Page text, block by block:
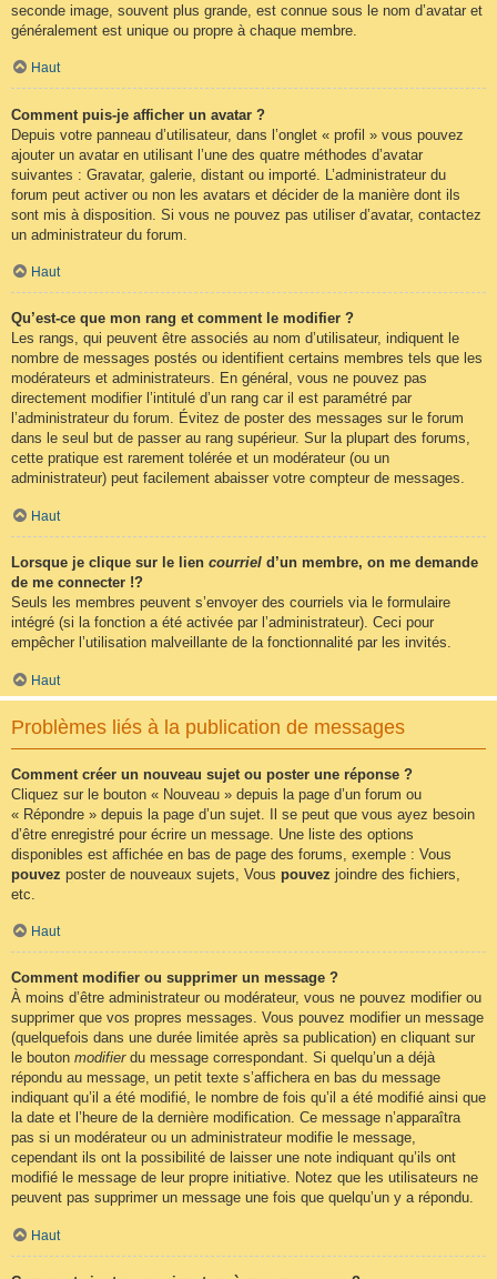
seconde image, souvent plus grande, est connue sous le nom d’avatar et
généralement est unique ou propre à chaque membre.
Haut
Comment puis-je afficher un avatar ?
Depuis votre panneau d’utilisateur, dans l’onglet « profil » vous pouvez
ajouter un avatar en utilisant l’une des quatre méthodes d’avatar
suivantes : Gravatar, galerie, distant ou importé. L’administrateur du
forum peut activer ou non les avatars et décider de la manière dont ils
sont mis à disposition. Si vous ne pouvez pas utiliser d’avatar, contactez
un administrateur du forum.
Haut
Qu’est-ce que mon rang et comment le modifier ?
Les rangs, qui peuvent être associés au nom d’utilisateur, indiquent le
nombre de messages postés ou identifient certains membres tels que les
modérateurs et administrateurs. En général, vous ne pouvez pas
directement modifier l’intitulé d’un rang car il est paramétré par
l’administrateur du forum. Évitez de poster des messages sur le forum
dans le seul but de passer au rang supérieur. Sur la plupart des forums,
cette pratique est rarement tolérée et un modérateur (ou un
administrateur) peut facilement abaisser votre compteur de messages.
Haut
Lorsque je clique sur le lien courriel d’un membre, on me demande
de me connecter !?
Seuls les membres peuvent s’envoyer des courriels via le formulaire
intégré (si la fonction a été activée par l’administrateur). Ceci pour
empêcher l’utilisation malveillante de la fonctionnalité par les invités.
Haut
Problèmes liés à la publication de messages
Comment créer un nouveau sujet ou poster une réponse ?
Cliquez sur le bouton « Nouveau » depuis la page d’un forum ou
« Répondre » depuis la page d’un sujet. Il se peut que vous ayez besoin
d’être enregistré pour écrire un message. Une liste des options
disponibles est affichée en bas de page des forums, exemple : Vous
pouvez poster de nouveaux sujets, Vous pouvez joindre des fichiers,
etc.
Haut
Comment modifier ou supprimer un message ?
À moins d’être administrateur ou modérateur, vous ne pouvez modifier ou
supprimer que vos propres messages. Vous pouvez modifier un message
(quelquefois dans une durée limitée après sa publication) en cliquant sur
le bouton modifierdu message correspondant. Si quelqu’un a déjà
répondu au message, un petit texte s’affichera en bas du message
indiquant qu’il a été modifié, le nombre de fois qu’il a été modifié ainsi que
la date et l’heure de la dernière modification. Ce message n’apparaîtra
pas si un modérateur ou un administrateur modifie le message,
cependant ils ont la possibilité de laisser une note indiquant qu’ils ont
modifié le message de leur propre initiative. Notez que les utilisateurs ne
peuvent pas supprimer un message une fois que quelqu’un y a répondu.
Haut